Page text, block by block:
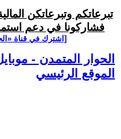
تبرعاتكم وتبرعاتكن
فشاركونا في دعم
[اشترك في قناة
الحوار المتمدن -
الموقع الرئيسي